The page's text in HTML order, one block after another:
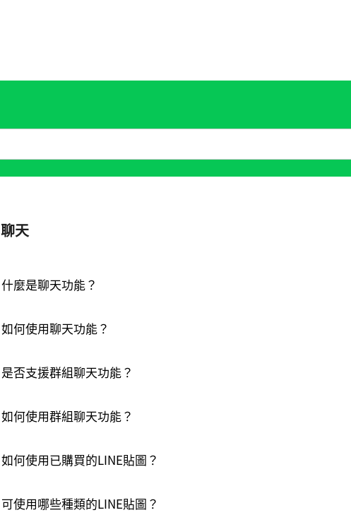
聊天
什麼是聊天功能？
如何使用聊天功能？
是否支援群組聊天功能？
如何使用群組聊天功能？
如何使用已購買的LINE貼圖？
可使用哪些種類的LINE貼圖？